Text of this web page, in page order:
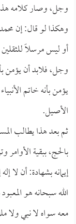
وجل، وصار كلامه هذا
وهكذا لو قال: إن
أو ليس مرسلاً
وجل، فلابد أن يؤمن
يؤمن بأنه خاتم
الأصيل.
ثم بعد هذا يطالب
بالحج، ببقية
إيمانه بشهادة: أن لا
الله سبحانه هو
معه سواه لا نبي